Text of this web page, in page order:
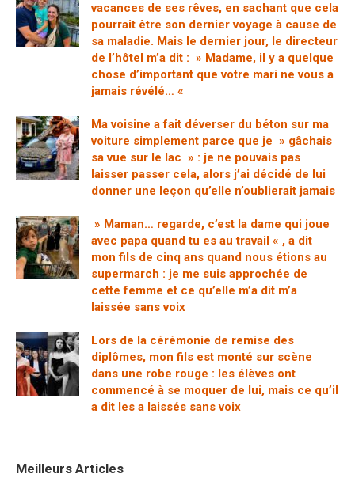
vacances de ses rêves, en sachant que cela
pourrait être son dernier voyage à cause de
sa maladie. Mais le dernier jour, le directeur
de l’hôtel m’a dit : » Madame, il y a quelque
chose d’important que votre mari ne vous a
jamais révélé… «
Ma voisine a fait déverser du béton sur ma
voiture simplement parce que je » gâchais
sa vue sur le lac » : je ne pouvais pas
laisser passer cela, alors j’ai décidé de lui
donner une leçon qu’elle n’oublierait jamais
» Maman… regarde, c’est la dame qui joue
avec papa quand tu es au travail « , a dit
mon fils de cinq ans quand nous étions au
supermarch : je me suis approchée de
cette femme et ce qu’elle m’a dit m’a
laissée sans voix
Lors de la cérémonie de remise des
diplômes, mon fils est monté sur scène
dans une robe rouge : les élèves ont
commencé à se moquer de lui, mais ce qu’il
a dit les a laissés sans voix
Meilleurs Articles